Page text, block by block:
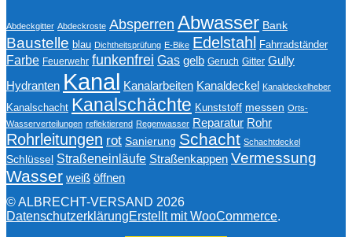
Abdeckgitter Abdeckroste Absperren Abwasser Bank
Baustelle blau Dichtheitsprüfung E-Bike Edelstahl Fahrradständer
Farbe Feuerwehr funkenfrei Gas gelb Geruch Gitter Gully
Hydranten Kanal Kanalarbeiten Kanaldeckel Kanaldeckelheber
Kanalschacht Kanalschächte Kunststoff messen Orts-
Wasserverteilungen reflektierend Regenwasser Reparatur Rohr
Rohrleitungen rot Sanierung Schacht Schachtdeckel
Schlüssel Straßeneinläufe Straßenkappen Vermessung
Wasser weiß öffnen
© ALBRECHT-VERSAND 2026
DatenschutzerklärungErstellt mit WooCommerce.